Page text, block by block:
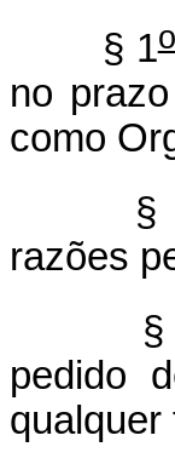
§ 1o
no
como
§
razões
§
pedido
qualquer